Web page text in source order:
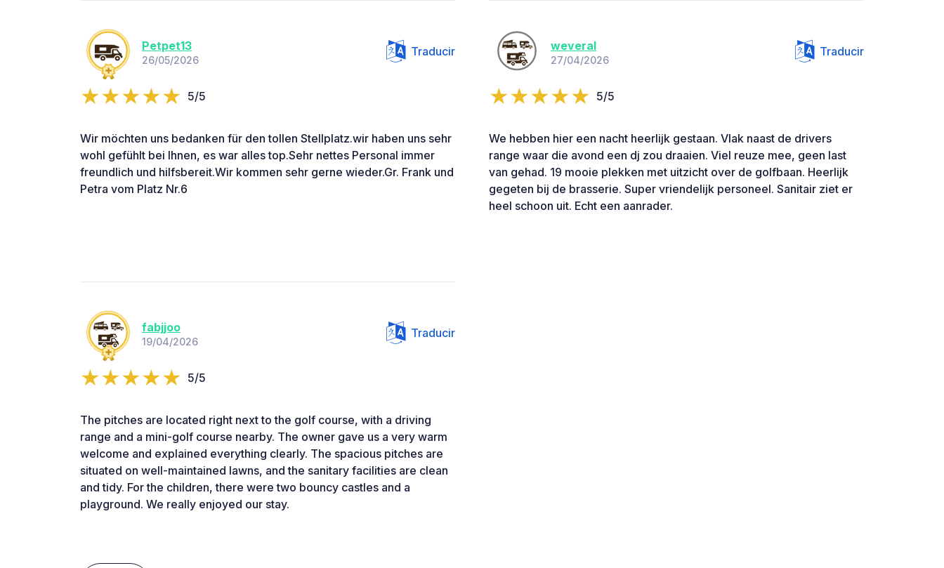
Petpet13
26/05/2026
Traducir
5/5
Wir möchten uns bedanken für den tollen Stellplatz.wir haben uns sehr
wohl gefühlt bei Ihnen, es war alles top.Sehr nettes Personal immer
freundlich und hilfsbereit.Wir kommen sehr gerne wieder.Gr. Frank und
Petra vom Platz Nr.6
weveral
27/04/2026
Traducir
5/5
We hebben hier een nacht heerlijk gestaan. Vlak naast de drivers
range waar die avond een dj zou draaien. Viel reuze mee, geen last
van gehad. 19 mooie plekken met uitzicht over de golfbaan. Heerlijk
gegeten bij de brasserie. Super vriendelijk personeel. Sanitair ziet er
heel schoon uit. Echt een aanrader.
fabjjoo
19/04/2026
Traducir
5/5
The pitches are located right next to the golf course, with a driving
range and a mini-golf course nearby. The owner gave us a very warm
welcome and explained everything clearly. The spacious pitches are
situated on well-maintained lawns, and the sanitary facilities are clean
and tidy. For the children, there were two bouncy castles and a
playground. We really enjoyed our stay.